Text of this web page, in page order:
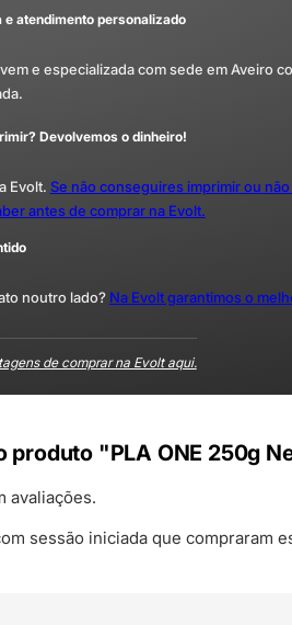
e atendimento personalizado
e especializada com sede em Aveiro
Devolvemos o dinheiro!
Evolt. Se não conseguires imprimir ou
antes de comprar na Evolt.
noutro lado? Na Evolt garantimos o
de comprar na Evolt aqui.
produto "PLA ONE 250g
avaliações.
sessão iniciada que compraram